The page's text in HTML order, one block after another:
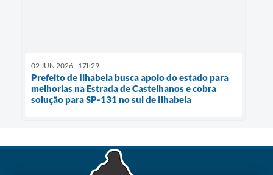
02 JUN 2026 - 17h29
Prefeito de Ilhabela busca apoio do estado para
melhorias na Estrada de Castelhanos e cobra
solução para SP-131 no sul de Ilhabela